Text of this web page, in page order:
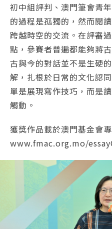
初中組評判、澳門筆會青
的過程是孤獨的，然而閱
跨越時空的交流。在評審
點，參賽者普遍都能夠將
古與今的對話並不是生硬
解，扎根於日常的文化認
單是展現寫作技巧，而是
觸動。
獲獎作品載於澳門基金會
www.fmac.org.mo/